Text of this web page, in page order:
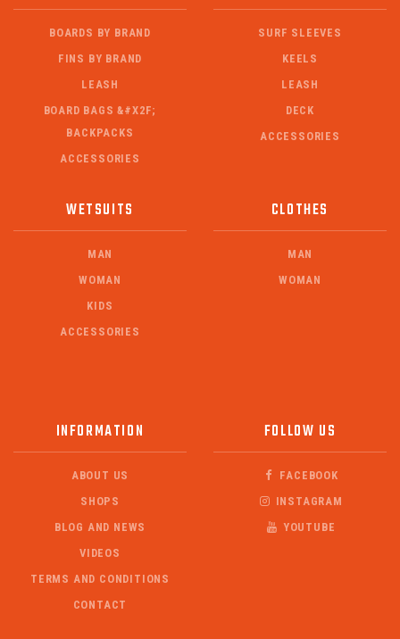
BOARDS BY BRAND
FINS BY BRAND
LEASH
BOARD BAGS &#X2F;
BACKPACKS
ACCESSORIES
SURF SLEEVES
KEELS
LEASH
DECK
ACCESSORIES
WETSUITS
MAN
WOMAN
KIDS
ACCESSORIES
CLOTHES
MAN
WOMAN
INFORMATION
ABOUT US
SHOPS
BLOG AND NEWS
VIDEOS
TERMS AND CONDITIONS
CONTACT
FOLLOW US
FACEBOOK
INSTAGRAM
YOUTUBE